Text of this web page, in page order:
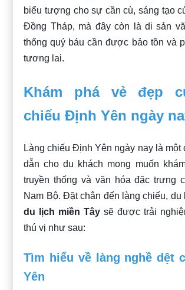
biểu tượng cho sự cần cù, sáng tạo
Đồng Tháp, mà đây còn là di sản
thống quý báu cần được bảo tồn và
tương lai.
Khám phá vẻ đẹp
chiếu Định Yên ngày
Làng chiếu Định Yên ngày nay là một
dẫn cho du khách mong muốn
truyền thống và văn hóa đặc trưng
Nam Bộ. Đặt chân đến làng chiếu, du
du lịch miền Tây sẽ được trải
thú vị như sau:
Tìm hiểu về làng nghề dệt
Yên